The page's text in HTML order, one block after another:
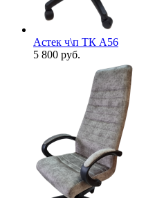
Астек ч\п ТК А56
5 800 руб.